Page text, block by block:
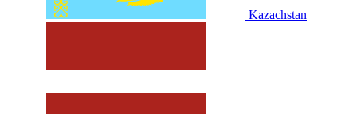
Kazachstan